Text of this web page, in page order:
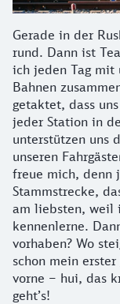
Gerade in der
rund. Dann ist
ich jeden Tag mit
Bahnen
getaktet, dass
jeder Station in
unterstützen uns
unseren
freue mich, denn
Stammstrecke,
am liebsten, weil
kennenlerne.
vorhaben? Wo
schon mein erster
vorne – hui, das
geht’s!